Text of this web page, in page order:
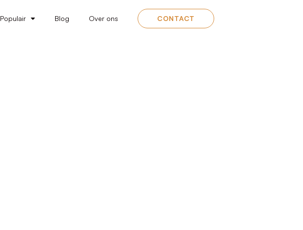
Populair Blog Over ons CONTACT